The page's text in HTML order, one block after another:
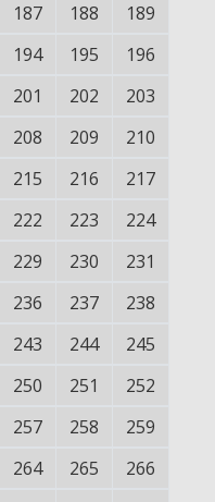
187 188
189
194 195
196
201 202
203
208 209
210
215 216
217
222 223
224
229 230
231
236 237
238
243 244
245
250 251
252
257 258
259
264 265
266